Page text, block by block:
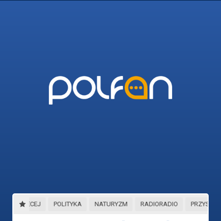
45_I_WIECEJ POLITYKA NATURYZM RADIORADIO PRZYSTAN_